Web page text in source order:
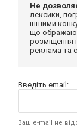
Не
лексики,
іншими
що
розміщення
реклама та
Введіть email:
Ваш e-mail не